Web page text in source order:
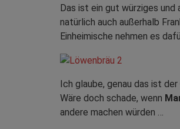
Das ist ein gut würziges
natürlich auch außerhalb
Einheimische nehmen es
Ich glaube, genau das ist
Wäre doch schade, wenn
andere machen würden …